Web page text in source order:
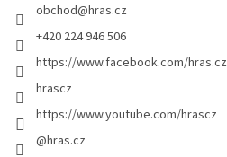
obchod@hras.cz
+420 224 946 506
https://www.facebook.com/hras.cz
hrascz
https://www.youtube.com/hrascz
@hras.cz